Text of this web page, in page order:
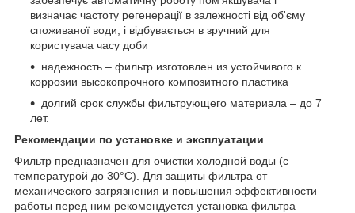
визначає частоту регенерації в залежності від об'єму
споживаної води, і відбувається в зручний для
користувача часу доби
надежность – фильтр изготовлен из устойчивого к
коррозии высокопрочного композитного пластика
долгий срок службы фильтрующего материала – до 7
лет.
Рекомендации по установке и эксплуатации
Фильтр предназначен для очистки холодной воды (с
температурой до 30°С). Для защиты фильтра от
механического загрязнения и повышения эффективности
работы перед ним рекомендуется установка фильтра